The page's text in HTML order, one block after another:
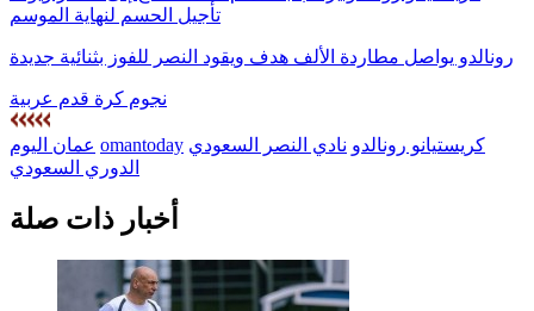
تأجيل الحسم لنهاية الموسم
رونالدو يواصل مطاردة الألف هدف ويقود النصر للفوز بثنائية جديدة
نجوم كرة قدم عربية
عمان اليوم omantoday كريستيانو رونالدو نادي النصر السعودي
الدوري السعودي
أخبار ذات صلة